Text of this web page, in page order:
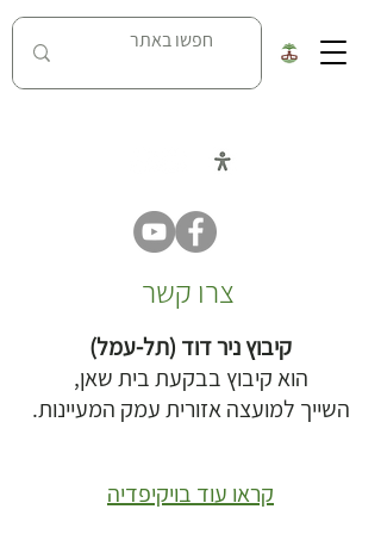
צרו קשר
קיבוץ ניר דוד (תל-עמל)
הוא קיבוץ בבקעת בית שאן,
השייך למועצה אזורית עמק המעיינות.
קראו עוד בויקיפדיה